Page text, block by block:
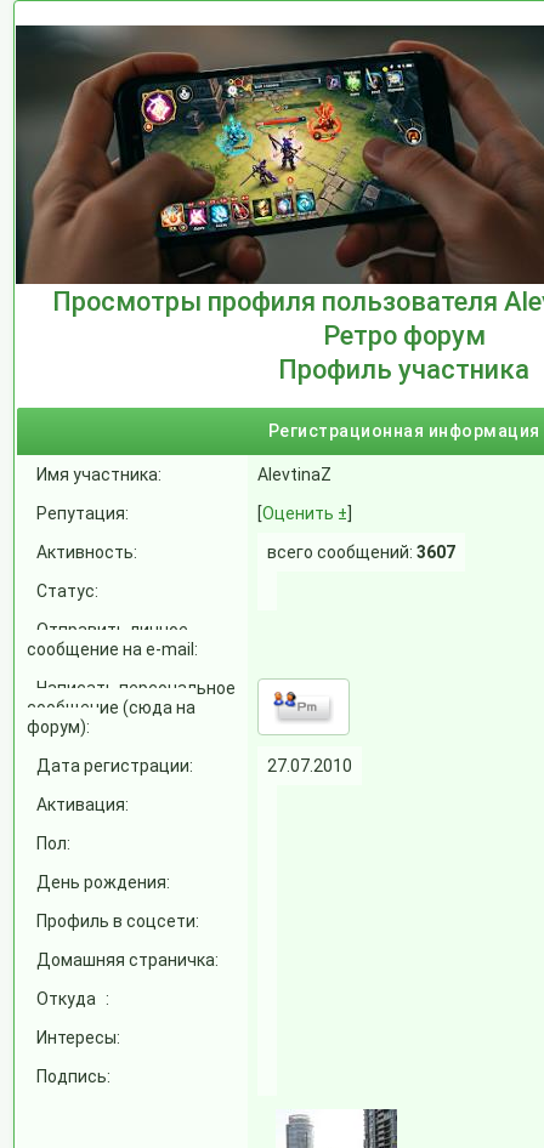
Просмотры профиля пользователя
Ретро форум
Профиль участника
Регистрационная информация
Имя участника:
AlevtinaZ
Репутация:
[Оценить ±
Активность:
всего сообщений:3607
Статус:
Отправить личное
сообщение на e-mail:
Написать персональное
сообщение (сюда на
форум):
Дата регистрации:
27.07.2010
Активация:
Пол:
День рождения:
Профиль в соцсети:
Домашняя страничка:
Откуда :
Интересы:
Подпись: